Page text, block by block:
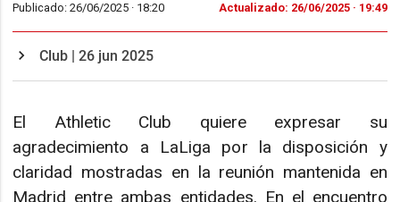
Publicado: 26/06/2025 · 18:20 Actualizado: 26/06/2025 · 19:49
Club | 26 jun 2025
El Athletic Club quiere expresar su
agradecimiento a LaLiga por la disposición y
claridad mostradas en la reunión mantenida en
Madrid entre ambas entidades. En el encuentro